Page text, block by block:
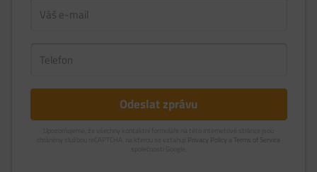
Privacy Policy
Terms of Service